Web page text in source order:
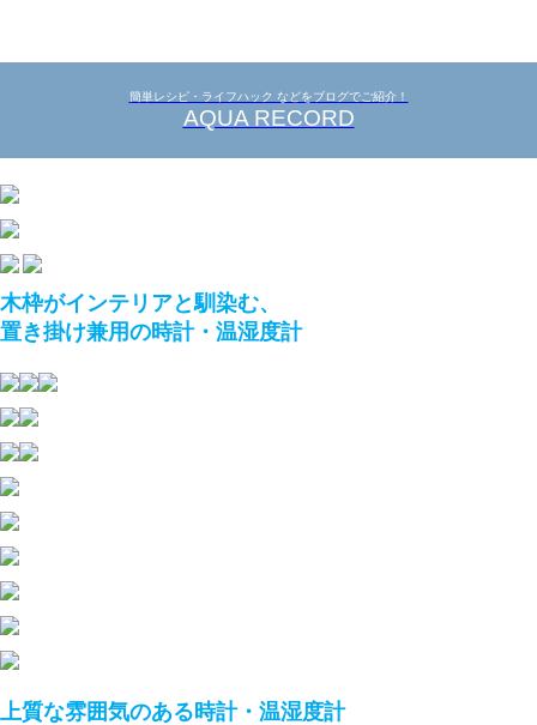
簡単レシピ・ライフハック などをブログでご紹介！
AQUA RECORD
木枠がインテリアと馴染む、
置き掛け兼用の時計・温湿度計
上質な雰囲気のある時計・温湿度計